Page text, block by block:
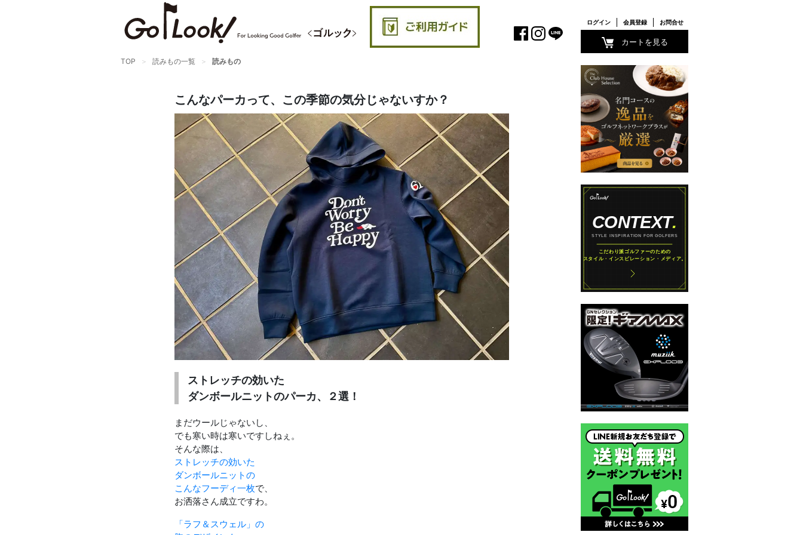
TOP 読みもの一覧 読みもの
こんなパーカって、この季節の気分じゃないすか？
ストレッチの効いた
ダンボールニットのパーカ、２選！
まだウールじゃないし、
でも寒い時は寒いですしねぇ。
そんな際は、
ストレッチの効いた
ダンボールニットの
こんなフーディ一枚で、
お洒落さん成立ですわ。
「ラフ＆スウェル」の
ログイン 会員登録 お問合せ
カートを見る
×
GO/LOOK! からのお知らせ
（受信設定）
まだご登録でない方はぜひ！
店長ジャック厳選の新作商品情報をいち早くお届
編集部セレクトのスタイル提案・お得情報（ダイ
カートに残っている商品のお知らせ（買い忘れ通
いつでもメール内のリンクから配信停止できます